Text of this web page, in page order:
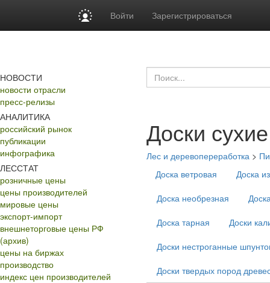
Войти Зарегистрироваться
НОВОСТИ
новости отрасли
пресс-релизы
АНАЛИТИКА
российский рынок
публикации
инфографика
ЛЕССТАТ
розничные цены
цены производителей
мировые цены
экспорт-импорт
внешнеторговые цены РФ
(архив)
цены на биржах
производство
индекс цен производителей
Доски сухие
Лес и деревопереработка >
Доска ветровая
Доска
Доска необрезная
Доска тарная
Доски
Доски нестроганные
Доски твердых пород